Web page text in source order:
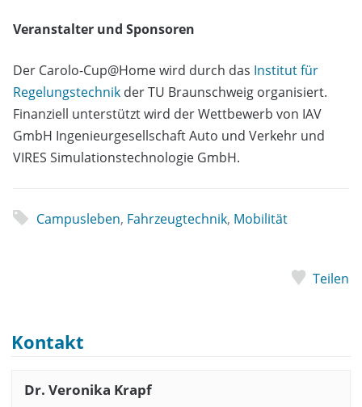
Veranstalter und Sponsoren
Der Carolo-Cup@Home wird durch das Institut für
Regelungstechnik der TU Braunschweig organisiert.
Finanziell unterstützt wird der Wettbewerb von IAV
GmbH Ingenieurgesellschaft Auto und Verkehr und
VIRES Simulationstechnologie GmbH.
Campusleben, Fahrzeugtechnik, Mobilität
Teilen
Kontakt
Dr. Veronika Krapf